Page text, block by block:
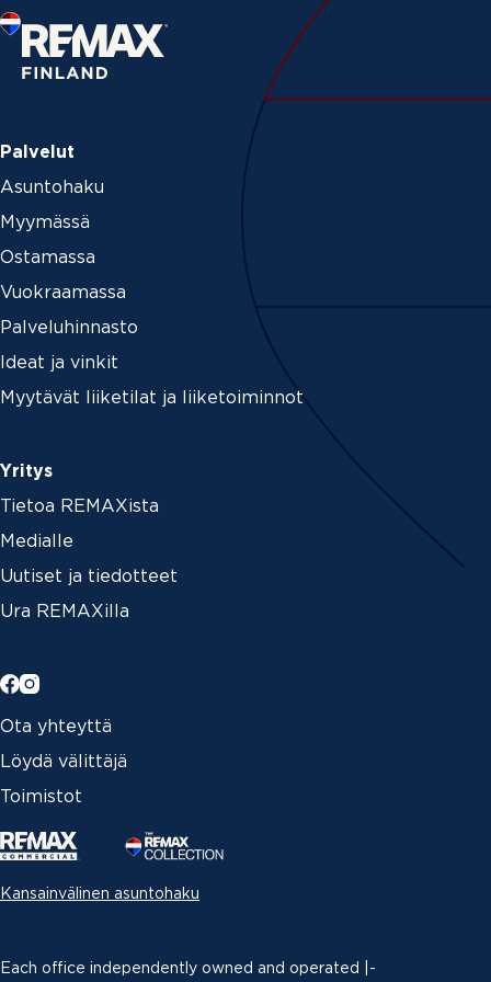
Palvelut
Asuntohaku
Myymässä
Ostamassa
Vuokraamassa
Palveluhinnasto
Ideat ja vinkit
Myytävät liiketilat ja liiketoiminnot
Yritys
Tietoa REMAXista
Medialle
Uutiset ja tiedotteet
Ura REMAXilla
Ota yhteyttä
Löydä välittäjä
Toimistot
Kansainvälinen asuntohaku
Each office independently owned and operated |­